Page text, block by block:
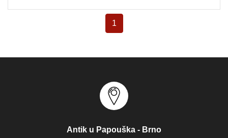
1
Antik u Papouška - Brno